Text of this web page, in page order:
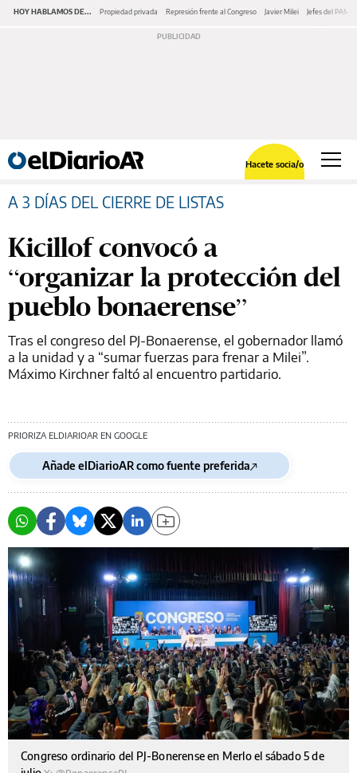
HOY HABLAMOS DE... Propiedad privada Represión frente al Congreso Javier Milei Jefes del PAMI
Hacete socia/o
A 3 DÍAS DEL CIERRE DE LISTAS
Kicillof convocó a
“organizar la protección del
pueblo bonaerense”
Tras el congreso del PJ-Bonaerense, el gobernador llamó
a la unidad y a “sumar fuerzas para frenar a Milei”.
Máximo Kirchner faltó al encuentro partidario.
PRIORIZA ELDIARIOAR EN GOOGLE
Añade elDiarioAR como fuente preferida
Congreso ordinario del PJ-Bonerense en Merlo el sábado 5 de